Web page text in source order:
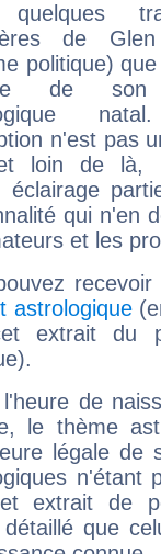
quelques
de
politique)
de son
n'est pas
loin de là,
éclairage
qui n'en
et les
astrologique
extrait du
de
le thème
légale de
n'étant
extrait de
détaillé que